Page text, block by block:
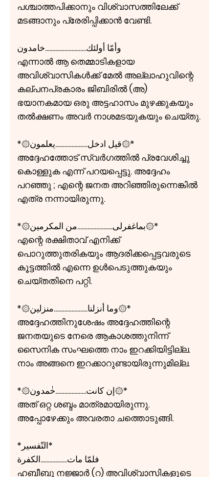
പശ്ചാത്തപിക്കാനും വിശ്വാസത്തിലേക്ക്
മടങ്ങാനും പ്രേരിപ്പിക്കാൻ വേണ്ടി.
وأمّا أولئك............................خامدون
എന്നാൽ ആ തെമ്മാടികളായ
അവിശ്വാസികൾക്ക് മേൽ അല്ലാഹുവിന്റെ
കല്പനപ്രകാരം ജിബിരിൽ (അ)
ഭയാനകമായ ഒരു അട്ടഹാസം മുഴക്കുകയും
തൽക്ഷണം അവർ നാശമടയുകയും ചെയ്തു.
*۞قيل ادخل......................يعلمون۞*
അദ്ദേഹത്തോട് സ്വർഗത്തിൽ പ്രവേശിച്ചു
കൊള്ളുക എന്ന് പറയപ്പെട്ടു. അദ്ദേഹം
പറഞ്ഞു ; എന്റെ ജനത അറിഞ്ഞിരുന്നെങ്കിൽ
എത്ര നന്നായിരുന്നു.
*۞بماغفرلی........................من المكرمين۞*
എന്റെ രക്ഷിതാവ് എനിക്ക്
പൊറുത്തുതരികയും ആദരിക്കപ്പെട്ടവരുടെ
കൂട്ടത്തിൽ എന്നെ ഉൾപെടുത്തുകയും
ചെയ്തതിനെ പറ്റി.
*۞وما أنزلنا.......................منزلين۞*
അദ്ദേഹത്തിനുശേഷം അദ്ദേഹത്തിന്റെ
ജനതയുടെ നേരെ ആകാശത്തുനിന്ന്
സൈനിക സംഘത്തെ നാം ഇറക്കിയിട്ടില്ല.
നാം അങ്ങനെ ഇറക്കാറുണ്ടായിരുന്നുമില്ല.
*۞إن كانت.....................خٰمدون۞*
അത് ഒറ്റ ശബ്ദം മാത്രമായിരുന്നു.
അപ്പോഴേക്കും അവരതാ ചത്തൊടുങ്ങി.
*التّفسير*
فلمّا مات..................الكفرة
ഹബീബു നജ്ജാർ (റ) അവിശ്വാസികളുടെ